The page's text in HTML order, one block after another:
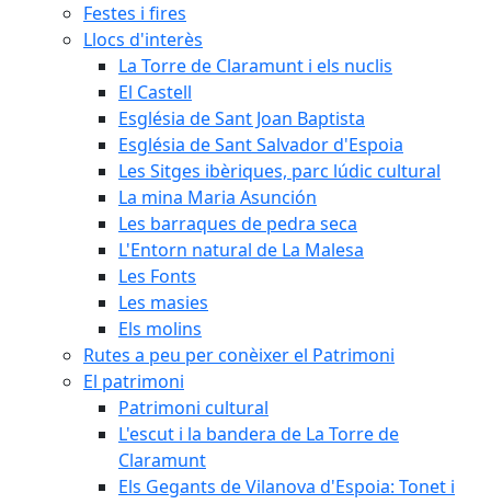
Festes i fires
Llocs d'interès
La Torre de Claramunt i els nuclis
El Castell
Església de Sant Joan Baptista
Església de Sant Salvador d'Espoia
Les Sitges ibèriques, parc lúdic cultural
La mina Maria Asunción
Les barraques de pedra seca
L'Entorn natural de La Malesa
Les Fonts
Les masies
Els molins
Rutes a peu per conèixer el Patrimoni
El patrimoni
Patrimoni cultural
L'escut i la bandera de La Torre de
Claramunt
Els Gegants de Vilanova d'Espoia: Tonet i